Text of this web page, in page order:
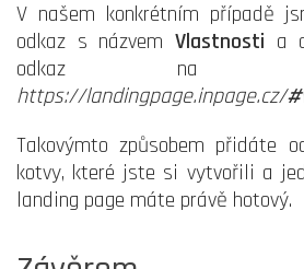
V našem konkrétním případě
odkaz s názvem Vlastnosti a
odkaz na
https://landingpage.inpage.cz/
Takovýmto způsobem přidáte
kotvy, které jste si vytvořili a
landing page máte právě hotový.